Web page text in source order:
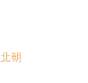
朝